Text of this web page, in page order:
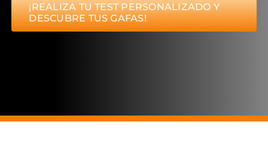
¡REALIZA TU TEST PERSONALIZADO Y
DESCUBRE TUS GAFAS!